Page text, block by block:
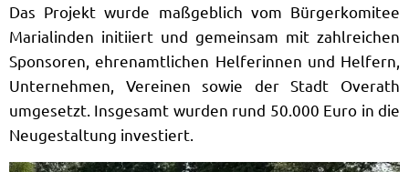
Das Projekt wurde maßgeblich vom Bürgerkomitee
Marialinden initiiert und gemeinsam mit zahlreichen
Sponsoren, ehrenamtlichen Helferinnen und Helfern,
Unternehmen, Vereinen sowie der Stadt Overath
umgesetzt. Insgesamt wurden rund 50.000 Euro in die
Neugestaltung investiert.